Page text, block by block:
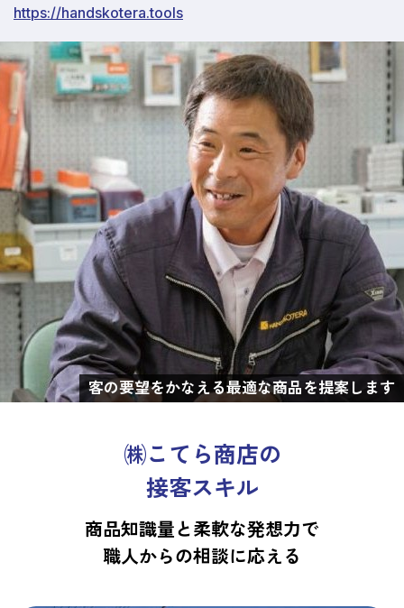
https://handskotera.tools
客の要望をかなえる最適な商品を提案します
㈱こてら商店の
接客スキル
商品知識量と柔軟な発想力で
職人からの相談に応える